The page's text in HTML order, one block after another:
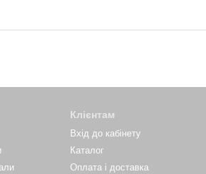
Клієнтам
Вхід до кабінету
Каталог
Оплата і доставка